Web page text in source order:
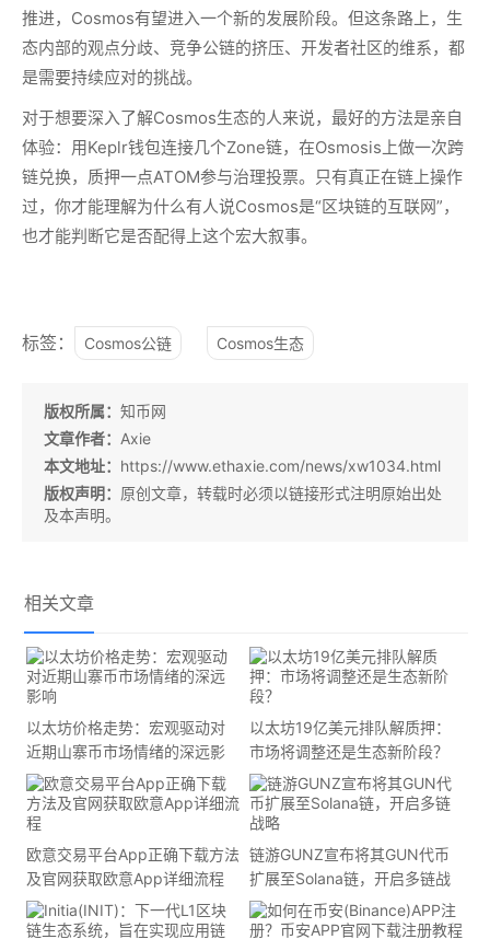
推进，Cosmos有望进入一个新的发展阶段。但这条路上，生
态内部的观点分歧、竞争公链的挤压、开发者社区的维系，都
是需要持续应对的挑战。
对于想要深入了解Cosmos生态的人来说，最好的方法是亲自
体验：用Keplr钱包连接几个Zone链，在Osmosis上做一次跨
链兑换，质押一点ATOM参与治理投票。只有真正在链上操作
过，你才能理解为什么有人说Cosmos是“区块链的互联网”，
也才能判断它是否配得上这个宏大叙事。
标签： Cosmos公链 Cosmos生态
版权所属： 知币网
文章作者： Axie
本文地址： https://www.ethaxie.com/news/xw1034.html
版权声明： 原创文章，转载时必须以链接形式注明原始出处
及本声明。
相关文章
以太坊价格走势：宏观驱动对
近期山寨币市场情绪的深远影
响
以太坊19亿美元排队解质押：
市场将调整还是生态新阶段？
欧意交易平台App正确下载方法
及官网获取欧意App详细流程
链游GUNZ宣布将其GUN代币
扩展至Solana链，开启多链战
略